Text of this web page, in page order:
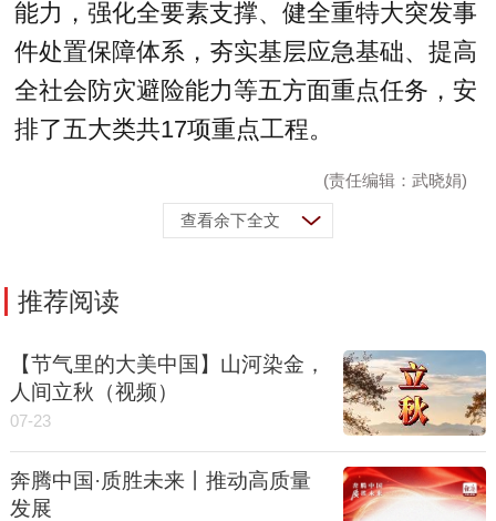
能力，强化全要素支撑、健全重特大突发事
件处置保障体系，夯实基层应急基础、提高
全社会防灾避险能力等五方面重点任务，安
排了五大类共17项重点工程。
(责任编辑：武晓娟)
查看余下全文
推荐阅读
【节气里的大美中国】山河染金，
人间立秋（视频）
07-23
奔腾中国·质胜未来丨推动高质量
发展